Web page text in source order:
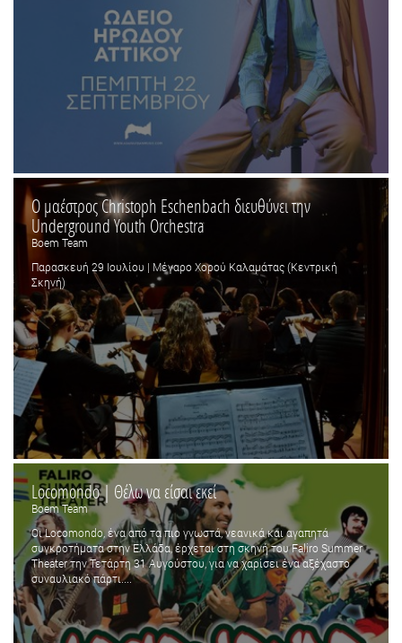
Ο μαέστρος Christoph Eschenbach διευθύνει την
Underground Youth Orchestra
Boem Team
Παρασκευή 29 Ιουλίου | Μέγαρο Χορού Καλαμάτας (Κεντρική
Σκηνή)
Locomondo | Θέλω να είσαι εκεί
Boem Team
Oι Locomondo, ένα από τα πιο γνωστά, νεανικά και αγαπητά
συγκροτήματα στην Ελλάδα, έρχεται στη σκηνή του Faliro Summer
Theater την Τετάρτη 31 Αυγούστου, για να χαρίσει ένα αξέχαστο
συναυλιακό πάρτι....